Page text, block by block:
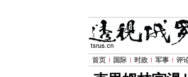
首页 国际 时政 军事 评